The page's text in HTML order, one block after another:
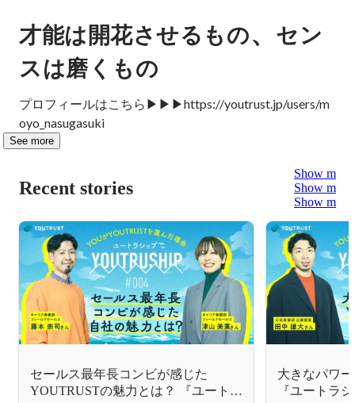
才能は開花させるもの、 セン
スは磨くもの
プロフィールはこちら▶▶▶https://youtrust.jp/users/m
oyo_nasugasuki
See more
Recent stories
Show more
Show more
Show more
セールス最年長コンビが感じた
YOUTRUSTの魅力とは？ 『ユートラ
大きなパワ
『ユートラ